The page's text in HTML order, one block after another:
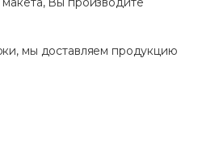
мы доставляем продукцию